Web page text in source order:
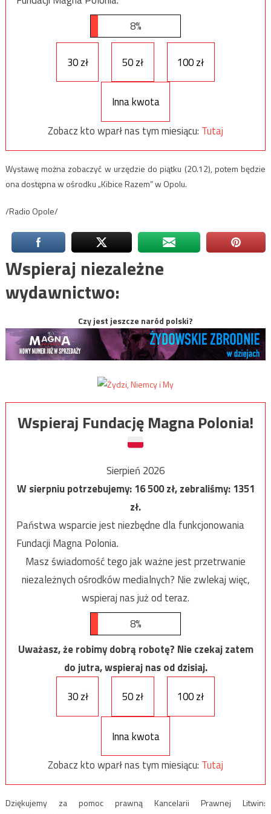
8%
30 zł 50 zł 100 zł
Inna kwota
Zobacz kto wparł nas tym miesiącu: Tutaj
Wystawę można zobaczyć w urzędzie do piątku (20.12), potem będzie
ona dostępna w ośrodku „Kibice Razem” w Opolu.
/Radio Opole/
Wspieraj niezależne
wydawnictwo:
Czy jest jeszcze naród polski?
Wspieraj Fundację Magna Polonia!
Sierpień 2026
W sierpniu potrzebujemy:16 500zł, zebraliśmy:1351
zł.
Państwa wsparcie jest niezbędne dla funkcjonowania
Fundacji Magna Polonia.
Masz świadomość tego jak ważne jest przetrwanie
niezależnych ośrodków medialnych? Nie zwlekaj więc,
wspieraj nas już od teraz.
8%
Uważasz, że robimy dobrą robotę? Nie czekaj zatem
do jutra, wspieraj nas od dzisiaj.
30 zł
50 zł 100 zł
Inna kwota
Zobacz kto wparł nas tym miesiącu: Tutaj
Dziękujemy za pomoc prawną Kancelarii Prawnej Litwin: